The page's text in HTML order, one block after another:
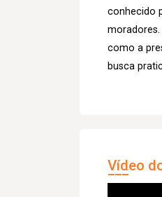
conhecido
como a
busca
Vídeo